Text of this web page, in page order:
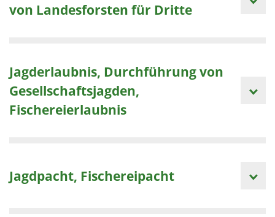
von Landesforsten für Dritte
Jagderlaubnis, Durchführung von
Gesellschaftsjagden,
Fischereierlaubnis
Jagdpacht, Fischereipacht